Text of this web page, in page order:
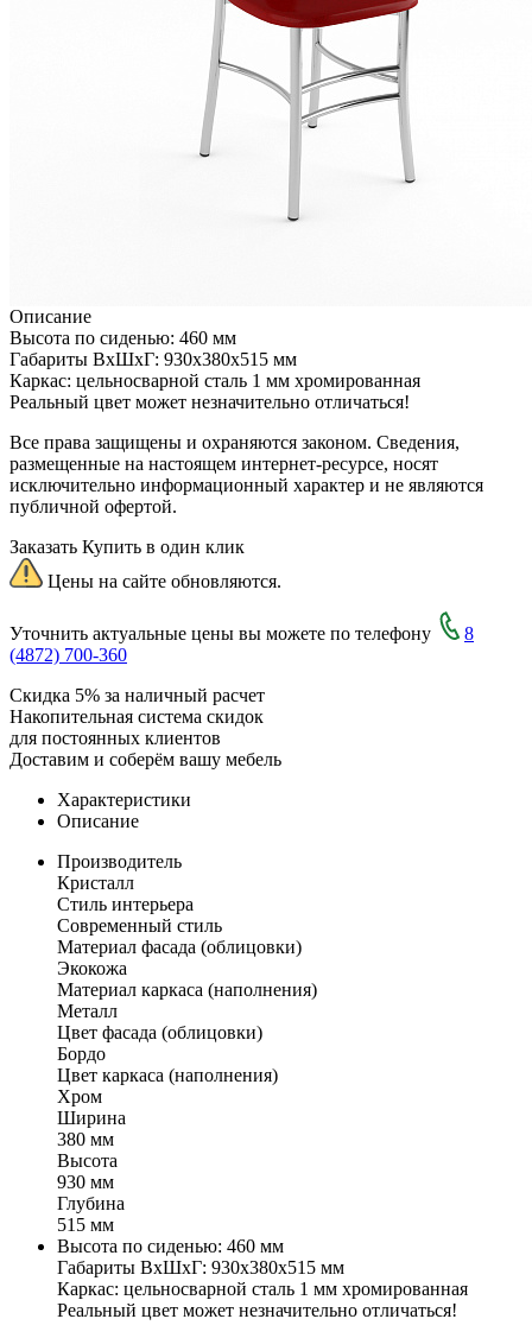
Описание
Высота по сиденью: 460 мм
Габариты ВхШхГ: 930х380х515 мм
Каркас: цельносварной сталь 1 мм хромированная
Реальный цвет может незначительно отличаться!
Все права защищены и охраняются законом. Сведения,
размещенные на настоящем интернет-ресурсе, носят
исключительно информационный характер и не являются
публичной офертой.
Заказать Купить в один клик
Цены на сайте обновляются.
Уточнить актуальные цены вы можете по телефону
8
(4872) 700-360
Скидка 5% за наличный расчет
Накопительная система скидок
для постоянных клиентов
Доставим и соберём вашу мебель
Характеристики
Описание
Производитель
Кристалл
Стиль интерьера
Современный стиль
Материал фасада (облицовки)
Экокожа
Материал каркаса (наполнения)
Металл
Цвет фасада (облицовки)
Бордо
Цвет каркаса (наполнения)
Хром
Ширина
380 мм
Высота
930 мм
Глубина
515 мм
Высота по сиденью: 460 мм
Габариты ВхШхГ: 930х380х515 мм
Каркас: цельносварной сталь 1 мм хромированная
Реальный цвет может незначительно отличаться!